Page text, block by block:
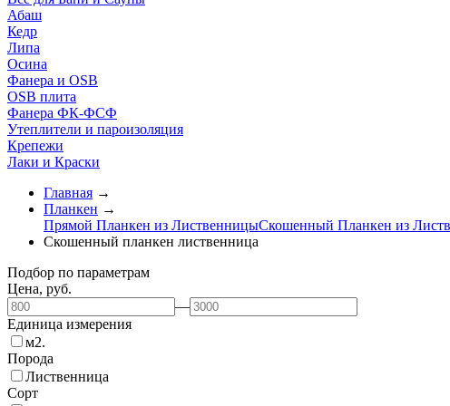
Абаш
Кедр
Липа
Осина
Фанера и OSB
OSB плита
Фанера ФК-ФСФ
Утеплители и пароизоляция
Крепежи
Лаки и Краски
Главная →
Планкен →
Прямой Планкен из ЛиственницыСкошенный Планкен из
Скошенный планкен лиственница
Подбор по параметрам
Цена, руб.
—
Единица измерения
м2.
Порода
Лиственница
Сорт